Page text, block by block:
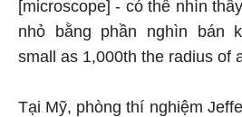
[microscope] - có thể nhìn
nhỏ bằng phần nghìn bán
small as 1,000th the radius of
Tại Mỹ, phòng thí nghiệm